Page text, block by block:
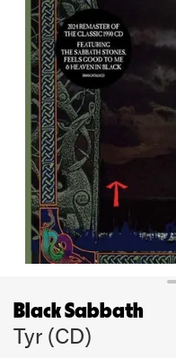
Black Sabbath
Tyr (CD)